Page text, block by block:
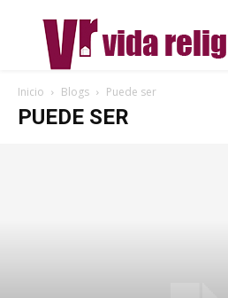
Inicio Blogs Puede ser
PUEDE SER